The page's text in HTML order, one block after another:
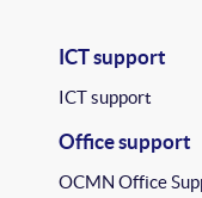
ICT support
ICT support
Office support
OCMN Office